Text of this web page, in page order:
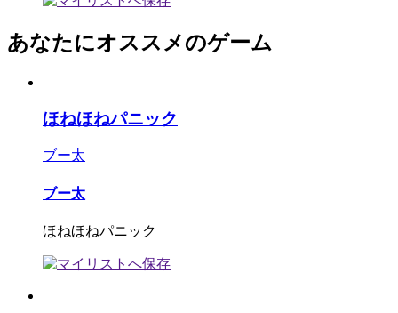
あなたにオススメのゲーム
ほねほねパニック
ブー太
ブー太
ほねほねパニック